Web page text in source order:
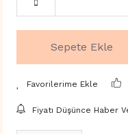
Sepete Ekle
Fiyatı Düşünce Haber